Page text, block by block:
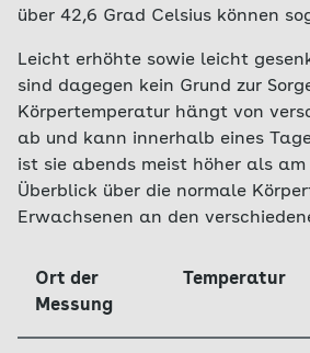
über 42,6 Grad Celsius können
Leicht erhöhte sowie leicht
sind dagegen kein Grund zur
Körpertemperatur hängt von
ab und kann innerhalb eines
ist sie abends meist höher als am
Überblick über die normale
Erwachsenen an den
Ort der
Messung
Temperatur